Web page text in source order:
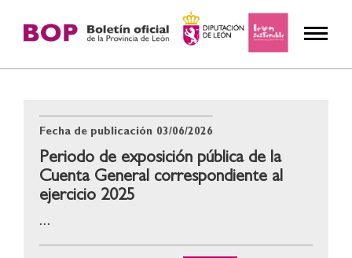
Periodo de exposición pública de la
Cuenta General correspondiente al
ejercicio 2025
...
Fecha de publicación 03/06/2026